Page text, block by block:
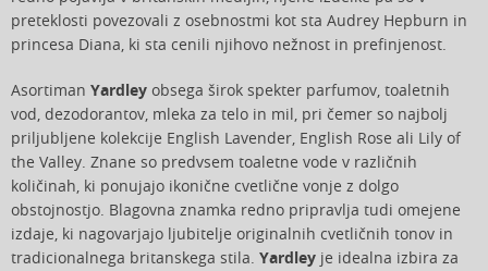
preteklosti povezovali z osebnostmi kot sta Audrey Hepburn in
princesa Diana, ki sta cenili njihovo nežnost in prefinjenost.
Asortiman Yardley obsega širok spekter parfumov, toaletnih
vod, dezodorantov, mleka za telo in mil, pri čemer so najbolj
priljubljene kolekcije English Lavender, English Rose ali Lily of
the Valley. Znane so predvsem toaletne vode v različnih
količinah, ki ponujajo ikonične cvetlične vonje z dolgo
obstojnostjo. Blagovna znamka redno pripravlja tudi omejene
izdaje, ki nagovarjajo ljubitelje originalnih cvetličnih tonov in
tradicionalnega britanskega stila. Yardley je idealna izbira za